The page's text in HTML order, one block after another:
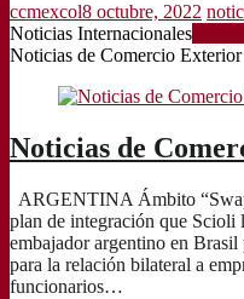
ccmexcol8 octubre, 2022
Noticias Internacionales
Noticias de Comercio Exterior
Noticias de
ARGENTINA Ámbito
plan de integración que Scioli
embajador argentino en Brasil
para la relación bilateral a
funcionarios…